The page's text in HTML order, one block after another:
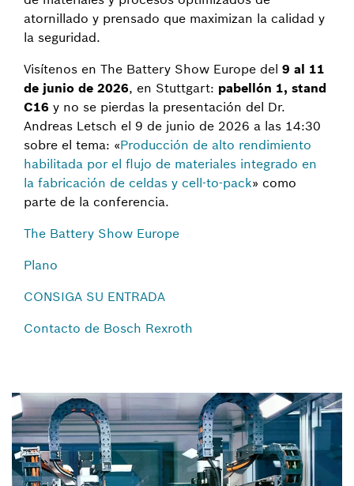
atornillado y prensado que maximizan la calidad y
la seguridad.
Visítenos en The Battery Show Europe del 9 al 11
de junio de 2026, en Stuttgart: pabellón 1, stand
C16 y no se pierdas la presentación del Dr.
Andreas Letsch el 9 de junio de 2026 a las 14:30
sobre el tema: «Producción de alto rendimiento
habilitada por el flujo de materiales integrado en
la fabricación de celdas y cell-to-pack» como
parte de la conferencia.
The Battery Show Europe
Plano
CONSIGA SU ENTRADA
Contacto de Bosch Rexroth